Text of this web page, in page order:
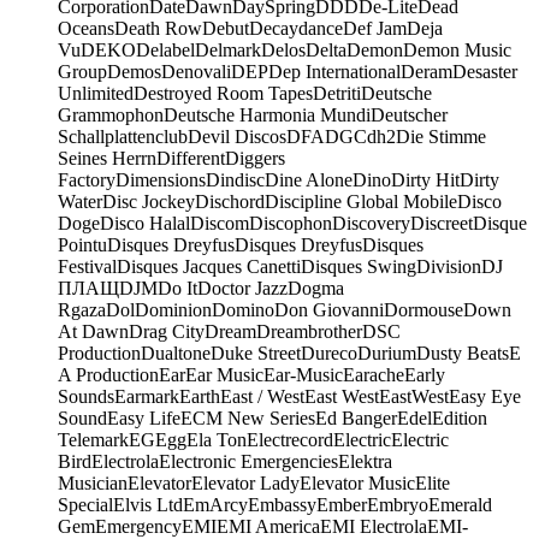
CorporationDateDawnDaySpringDDDDe-LiteDead
OceansDeath RowDebutDecaydanceDef JamDeja
VuDEKODelabelDelmarkDelosDeltaDemonDemon Music
GroupDemosDenovaliDEPDep InternationalDeramDesaster
UnlimitedDestroyed Room TapesDetritiDeutsche
GrammophonDeutsche Harmonia MundiDeutscher
SchallplattenclubDevil DiscosDFADGCdh2Die Stimme
Seines HerrnDifferentDiggers
FactoryDimensionsDindiscDine AloneDinoDirty HitDirty
WaterDisc JockeyDischordDiscipline Global MobileDisco
DogeDisco HalalDiscomDiscophonDiscoveryDiscreetDisque
PointuDisques DreyfusDisques DreyfusDisques
FestivalDisques Jacques CanettiDisques SwingDivisionDJ
ПЛАЩDJMDo ItDoctor JazzDogma
RgazaDolDominionDominoDon GiovanniDormouseDown
At DawnDrag CityDreamDreambrotherDSC
ProductionDualtoneDuke StreetDurecoDuriumDusty BeatsE
A ProductionEarEar MusicEar-MusicEaracheEarly
SoundsEarmarkEarthEast / WestEast WestEastWestEasy Eye
SoundEasy LifeECM New SeriesEd BangerEdelEdition
TelemarkEGEggEla TonElectrecordElectricElectric
BirdElectrolaElectronic EmergenciesElektra
MusicianElevatorElevator LadyElevator MusicElite
SpecialElvis LtdEmArcyEmbassyEmberEmbryoEmerald
GemEmergencyEMIEMI AmericaEMI ElectrolaEMI-